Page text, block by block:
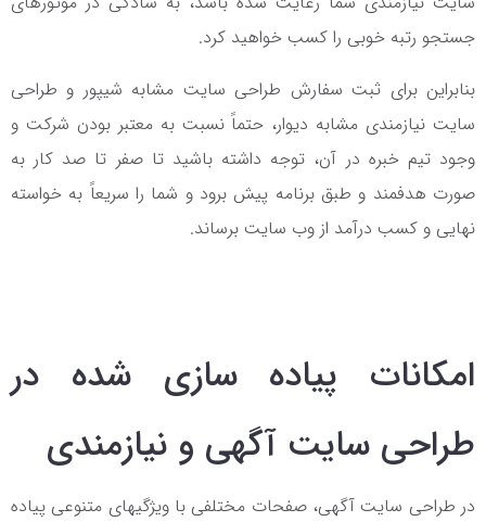
جستجو رتبه خوبی را کسب خواهید کرد.
بنابراین برای ثبت سفارش طراحی سایت مشابه شیپور و طراحی
سایت نیازمندی مشابه دیوار، حتماً نسبت به معتبر بودن شرکت و
وجود تیم خبره در آن، توجه داشته باشید تا صفر تا صد کار به
صورت هدفمند و طبق برنامه پیش برود و شما را سریعاً به خواسته
نهایی و کسب درآمد از وب سایت برساند.
امکانات پیاده سازی شده در
طراحی سایت آگهی و نیازمندی
در طراحی سایت آگهی، صفحات مختلفی با ویژگیهای متنوعی پیاده